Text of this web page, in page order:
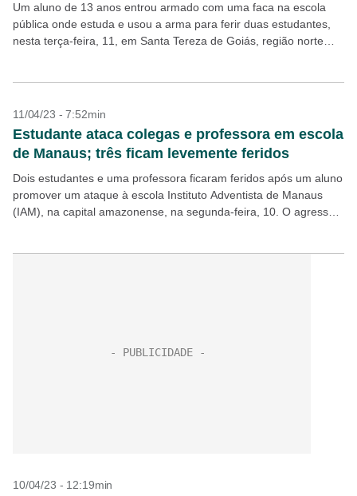
Um aluno de 13 anos entrou armado com uma faca na escola
pública onde estuda e usou a arma para ferir duas estudantes,
nesta terça-feira, 11, em Santa Tereza de Goiás, região norte
11/04/23 - 7:52min
Estudante ataca colegas e professora em escola
de Manaus; três ficam levemente feridos
Dois estudantes e uma professora ficaram feridos após um aluno
promover um ataque à escola Instituto Adventista de Manaus
(IAM), na capital amazonense, na segunda-feira, 10. O agressor,
10/04/23 - 12:19min